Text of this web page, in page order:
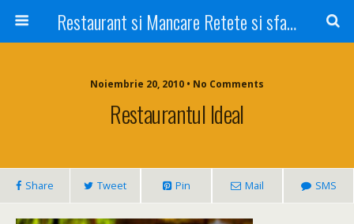
Restaurant si Mancare Retete si sfaturi Picant bun si rapid
Noiembrie 20, 2010 • No Comments
Restaurantul Ideal
Share Tweet Pin Mail SMS